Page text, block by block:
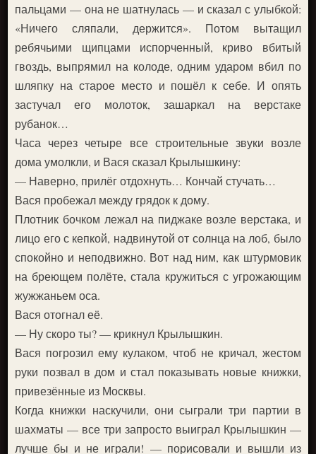
пальцами — она не шатнулась — и сказал с улыбкой:
«Ничего сляпали, держится». Потом вытащил
ребячьими щипцами испорченный, криво вбитый
гвоздь, выпрямил на колоде, одним ударом вбил по
шляпку на старое место и пошёл к себе. И опять
застучал его молоток, зашаркал на верстаке
рубанок…
Часа через четыре все строительные звуки возле
дома умолкли, и Вася сказал Крылышкину:
— Наверно, прилёг отдохнуть… Кончай стучать…
Вася пробежал между грядок к дому.
Плотник бочком лежал на пиджаке возле верстака, и
лицо его с кепкой, надвинутой от солнца на лоб, было
спокойно и неподвижно. Вот над ним, как штурмовик
на бреющем полёте, стала кружиться с угрожающим
жужжаньем оса.
Вася отогнал её.
— Ну скоро ты? — крикнул Крылышкин.
Вася погрозил ему кулаком, чтоб не кричал, жестом
руки позвал в дом и стал показывать новые книжки,
привезённые из Москвы.
Когда книжки наскучили, они сыграли три партии в
шахматы — все три запросто выиграл Крылышкин —
лучше бы и не играли! — порисовали и вышли из